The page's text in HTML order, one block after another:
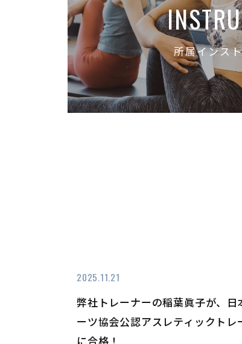
所属インス
2025.11.21
弊社トレーナーの稲葉眞子が、日
ーツ協会公認アスレティックトレ
に合格！